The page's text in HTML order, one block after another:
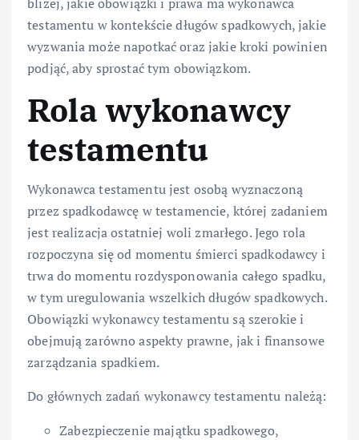
testamentu w kontekście długów spadkowych, jakie
wyzwania może napotkać oraz jakie kroki powinien
podjąć, aby sprostać tym obowiązkom.
Rola wykonawcy
testamentu
Wykonawca testamentu jest osobą wyznaczoną
przez spadkodawcę w testamencie, której zadaniem
jest realizacja ostatniej woli zmarłego. Jego rola
rozpoczyna się od momentu śmierci spadkodawcy i
trwa do momentu rozdysponowania całego spadku,
w tym uregulowania wszelkich długów spadkowych.
Obowiązki wykonawcy testamentu są szerokie i
obejmują zarówno aspekty prawne, jak i finansowe
zarządzania spadkiem.
Do głównych zadań wykonawcy testamentu należą:
Zabezpieczenie majątku spadkowego,